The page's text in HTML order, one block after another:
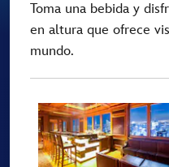
Toma una bebida y
en altura que ofrece
mundo.